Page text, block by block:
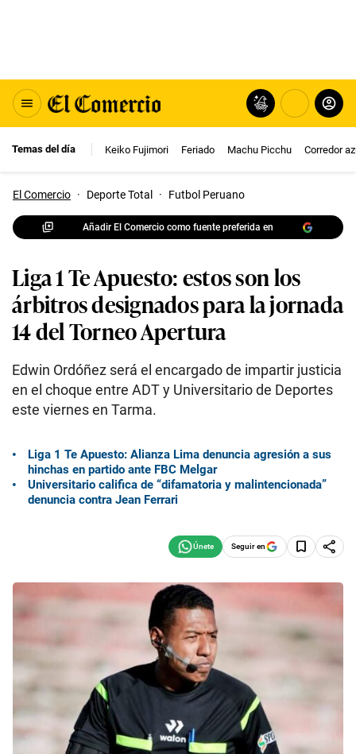
Temas del día Keiko Fujimori Feriado Machu Picchu Corredor
El Comercio · Deporte Total · Futbol Peruano
Añadir El Comercio como fuente preferida en
Liga 1 Te Apuesto: estos son los
árbitros designados para la jornada
14 del Torneo Apertura
Edwin Ordóñez será el encargado de impartir justicia
en el choque entre ADT y Universitario de Deportes
este viernes en Tarma.
Liga 1 Te Apuesto: Alianza Lima denuncia agresión a sus
hinchas en partido ante FBC Melgar
Universitario califica de “difamatoria y malintencionada”
denuncia contra Jean Ferrari
Seguir en